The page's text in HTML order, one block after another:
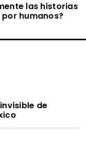
las historias
humanos?
de